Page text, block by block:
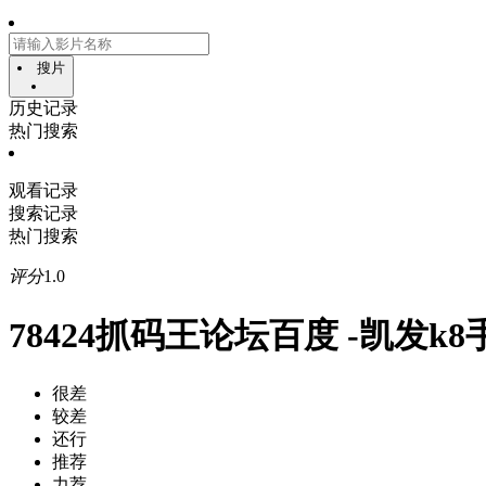
搜片
历史记录
热门搜索
观看记录
搜索记录
热门搜索
评分1.0
78424抓码王论坛百度 -凯发k8
很差
较差
还行
推荐